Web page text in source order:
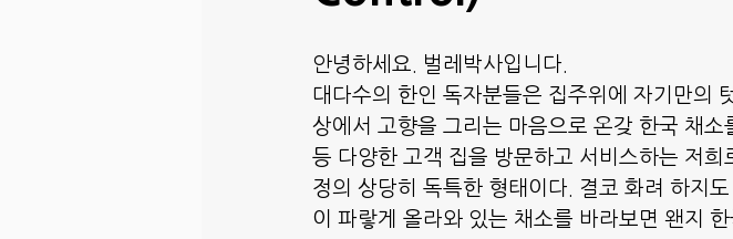
안녕하세요. 벌레박사입니다.
대다수의 한인 독자분들은 집주위에 자기만의
상에서 고향을 그리는 마음으로 온갖 한국 채
등 다양한 고객 집을 방문하고 서비스하는 저
정의 상당히 독특한 형태이다. 결코 화려 하지
이 파랗게 올라와 있는 채소를 바라보면 왠지